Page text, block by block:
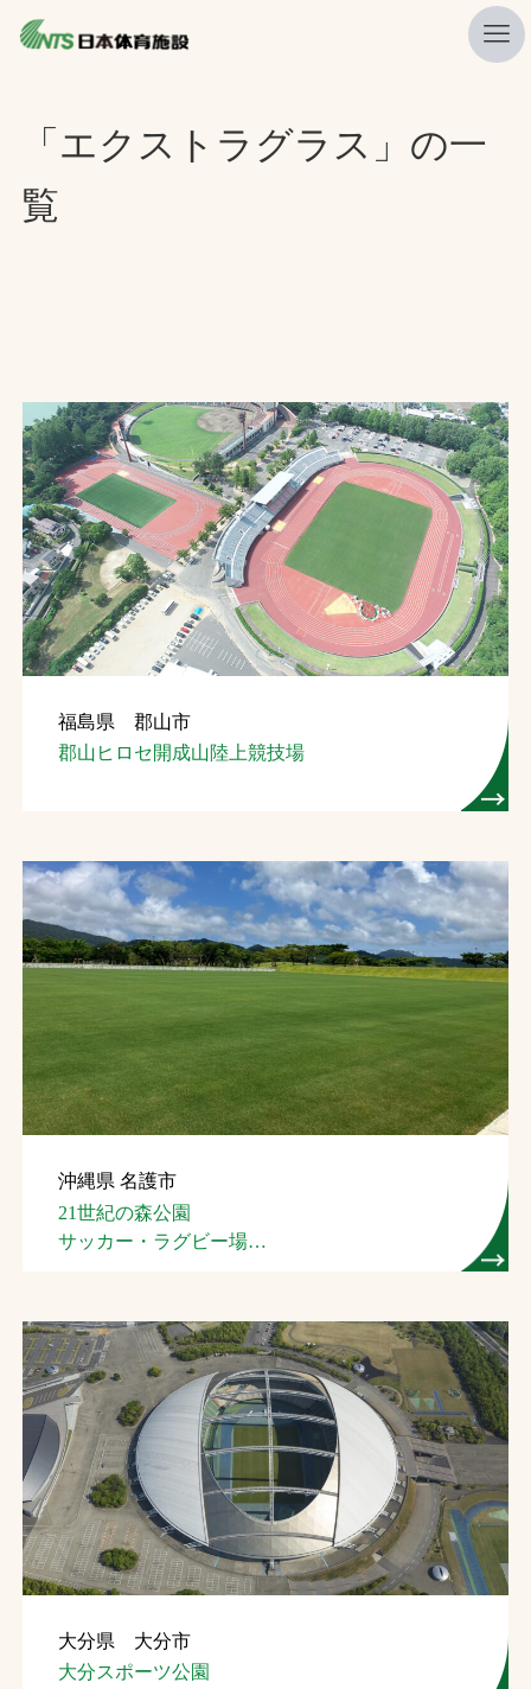
プレスリリース
会社概要
採用情報
検索
お問合せ
お取引先の皆様へ
ソーシャルメディアポリシー
文字の見えづらさや操作にお困りの方へ
「エクストラグラス」の一
覧
福島県 郡山市
郡山ヒロセ開成山陸上競技場
沖縄県 名護市
21世紀の森公園
サッカー・ラグビー場
大分県 大分市
大分スポーツ公園